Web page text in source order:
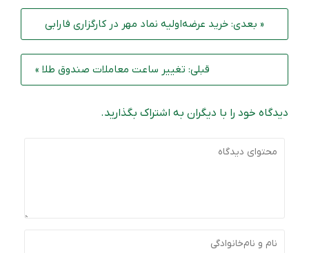
« بعدی: خرید عرضه‌اولیه نماد مهر در کارگزاری فارابی
قبلی: تغییر ساعت معاملات صندوق طلا »
دیدگاه خود را با دیگران به اشتراک بگذارید.